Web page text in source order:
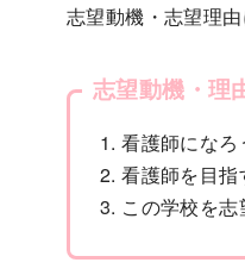
志望動機・志望理
志望動機・理
看護師にな
看護師を目指
この学校を